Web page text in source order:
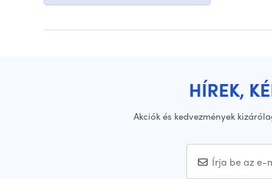
HÍREK,
Akciók és kedvezmények